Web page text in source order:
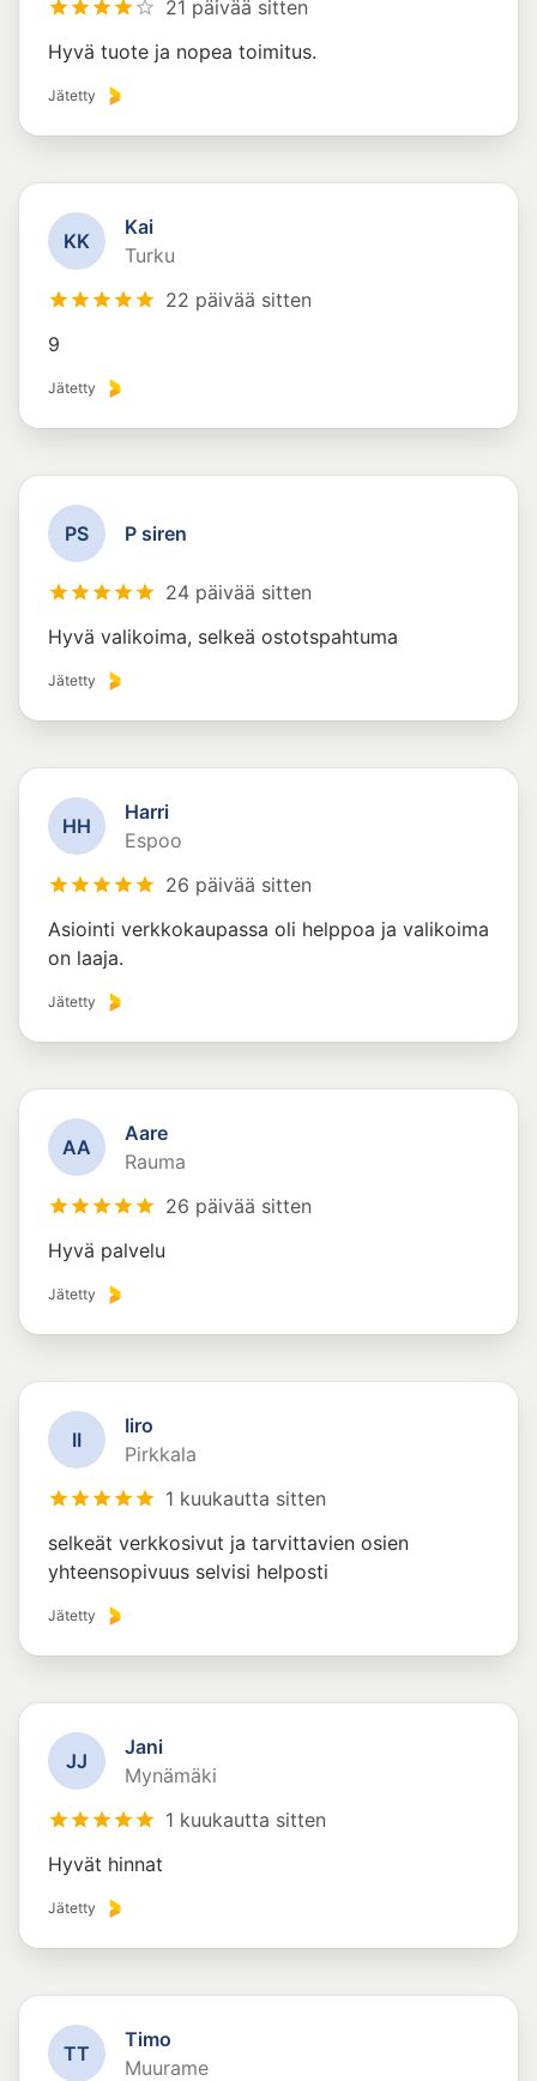
21 päivää sitten
Hyvä tuote ja nopea toimitus.
Jätetty
KK
Kai
Turku
22 päivää sitten
9
Jätetty
PS P siren
24 päivää sitten
Hyvä valikoima, selkeä ostotspahtuma
Jätetty
HH
Harri
Espoo
26 päivää sitten
Asiointi verkkokaupassa oli helppoa ja valikoima
on laaja.
Jätetty
AA
Aare
Rauma
26 päivää sitten
Hyvä palvelu
Jätetty
II
Iiro
Pirkkala
1 kuukautta sitten
selkeät verkkosivut ja tarvittavien osien
yhteensopivuus selvisi helposti
Jätetty
JJ
Jani
Mynämäki
1 kuukautta sitten
Hyvät hinnat
Jätetty
TT
Timo
Muurame